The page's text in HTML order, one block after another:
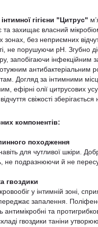
гігієни "Цитрус"
та захищає власний
зонах, без неприємних
не порушуючи рН. Згубно
запобігаючи інфекційним
антибактеріальним
Догляд за інтимними
ефірні олії цитрусових
свіжості зберігається
компонентів:
походження
для чутливої шкіри.
не подразнюючи й не
гвоздики
у інтимній зоні,
запалення.
антимікробні та
гвоздики таніни